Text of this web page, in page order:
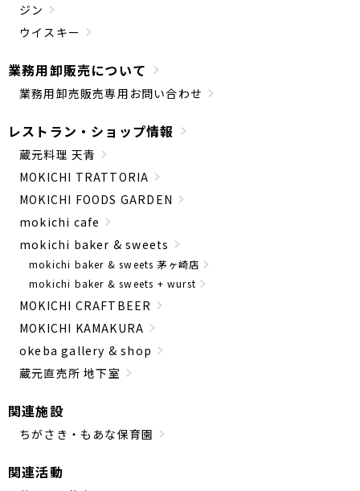
ジン
ウイスキー
業務用卸販売について
業務用卸売販売専用お問い合わせ
レストラン・ショップ情報
蔵元料理 天青
MOKICHI TRATTORIA
MOKICHI FOODS GARDEN
mokichi cafe
mokichi baker & sweets
mokichi baker & sweets 茅ヶ崎店
mokichi baker & sweets + wurst
MOKICHI CRAFTBEER
MOKICHI KAMAKURA
okeba gallery & shop
蔵元直売所 地下室
関連施設
ちがさき・もあな保育園
関連活動